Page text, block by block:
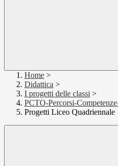
Home >
Didattica >
I progetti delle classi >
PCTO-Percorsi-
Progetti Liceo Quadriennale